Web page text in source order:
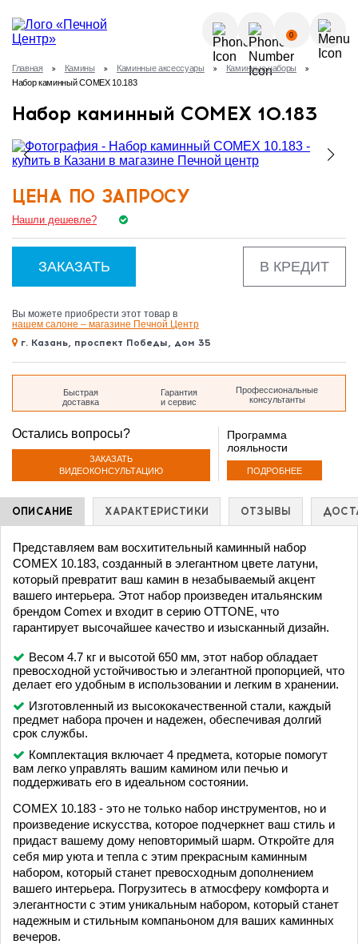
8 (843) 570-64-51
8 (937) 615-32-40
О КОМПАНИИ
КАК КУПИТЬ?
ПОЛЕЗНЫЕ СТАТЬИ
НОВОСТИ
КОНТАКТЫ
0
Главная Камины Каминные аксессуары
Каминные наборы
Набор каминный COMEX 10.183
Набор каминный COMEX 10.183
ЦЕНА ПО ЗАПРОСУ
Нашли дешевле?
ЗАКАЗАТЬ В КРЕДИТ
Вы можете приобрести этот товар в
нашем салоне – магазине Печной Центр
г. Казань, проспект Победы, дом 35
Остались вопросы?
ЗАКАЗАТЬ
ВИДЕОКОНСУЛЬТАЦИЮ
Программа
лояльности
ПОДРОБНЕЕ
Быстрая
доставка
Гарантия
и сервис
Профессиональные
консультанты
ОПИСАНИЕ ХАРАКТЕРИСТИКИ ОТЗЫВЫ
Представляем вам восхитительный каминный набор
COMEX 10.183, созданный в элегантном цвете латуни,
который превратит ваш камин в незабываемый акцент
вашего интерьера. Этот набор произведен итальянским
брендом Comex и входит в серию OTTONE, что
гарантирует высочайшее качество и изысканный дизайн.
Весом 4.7 кг и высотой 650 мм, этот набор обладает
превосходной устойчивостью и элегантной пропорцией, что
делает его удобным в использовании и легким в хранении.
Изготовленный из высококачественной стали, каждый
предмет набора прочен и надежен, обеспечивая долгий
срок службы.
Комплектация включает 4 предмета, которые помогут
вам легко управлять вашим камином или печью и
поддерживать его в идеальном состоянии.
COMEX 10.183 - это не только набор инструментов, но и
произведение искусства, которое подчеркнет ваш стиль и
придаст вашему дому неповторимый шарм. Откройте для
себя мир уюта и тепла с этим прекрасным каминным
набором, который станет превосходным дополнением
вашего интерьера. Погрузитесь в атмосферу комфорта и
элегантности с этим уникальным набором, который станет
надежным и стильным компаньоном для ваших каминных
вечеров.